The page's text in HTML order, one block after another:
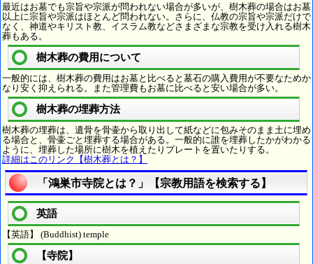
最近はお墓でも宗旨や宗派が問われない場合が多いが、樹木葬の場合はお墓
以上に宗旨や宗派はほとんど問われない。さらに、仏教の宗旨や宗派だけで
なく、神道やキリスト教、イスラム教などさまざまな宗教を受け入れる樹木
葬もある。
樹木葬の費用について
一般的には、樹木葬の費用はお墓と比べると墓石の購入費用が不要なためか
なり安く抑えられる。また管理費もお墓に比べると安い場合が多い。
樹木葬の埋葬方法
樹木葬の埋葬は、遺骨を骨壷から取り出して紙などに包みそのまま土に埋め
る場合と、骨壷ごと埋葬する場合がある。一般的に誰を埋葬したかがわかる
ように、埋葬した場所に樹木を植えたりプレートを置いたりする。
詳細はこのリンク【樹木葬とは？】
「鴻巣市寺院とは？」【宗教用語を検索する】
英語
【英語】 (Buddhist) temple
【寺院】